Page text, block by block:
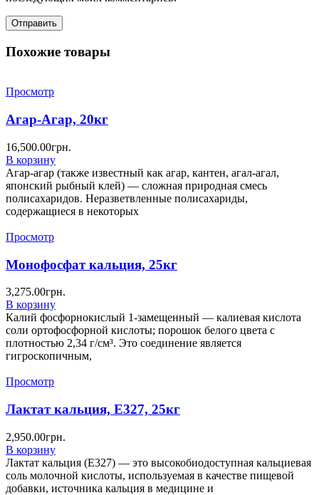
Похожие товары
Просмотр
Агар-Агар, 20кг
16,500.00грн.
В корзину
Агар-агар (также известный как агар, кантен, агал-агал,
японский рыбный клей) — сложная природная смесь
полисахаридов. Неразветвленные полисахариды,
содержащиеся в некоторых
Просмотр
Монофосфат кальция, 25кг
3,275.00грн.
В корзину
Калий фосфорнокислый 1-замещенный — калиевая кислота
соли ортофосфорной кислоты; порошок белого цвета с
плотностью 2,34 г/см³. Это соединение является
гигроскопичным,
Просмотр
Лактат кальция, Е327, 25кг
2,950.00грн.
В корзину
Лактат кальция (E327) — это высокобиодоступная кальциевая
соль молочной кислоты, используемая в качестве пищевой
добавки, источника кальция в медицине и